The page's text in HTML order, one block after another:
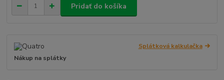
Pridať do košíka
Splátková kalkulačka
Nákup na splátky